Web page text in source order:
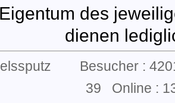
des
dienen
Besucher :
39 Online :